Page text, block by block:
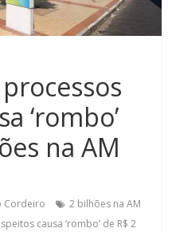
‘rombo’
na AM
Cordeiro
2 bilhões na AM
causa ‘rombo’ de R$ 2